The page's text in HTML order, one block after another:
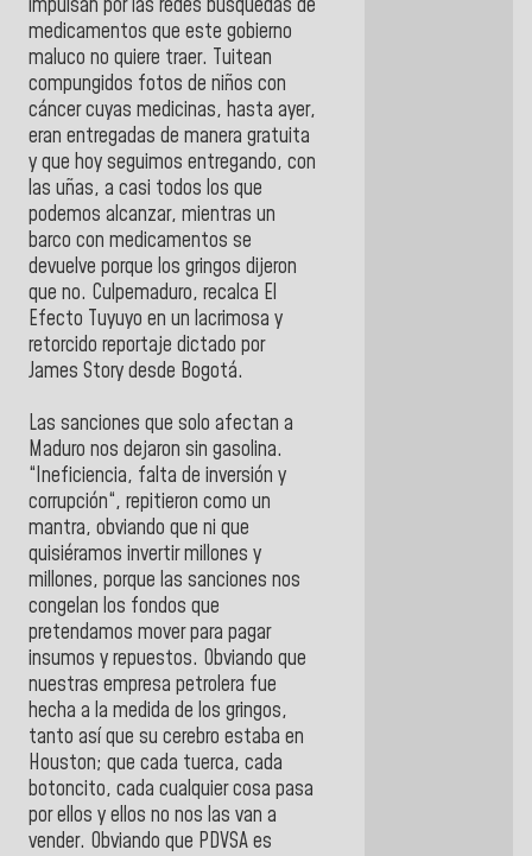
impulsan por las redes búsquedas de
medicamentos que este gobierno
maluco no quiere traer. Tuitean
compungidos fotos de niños con
cáncer cuyas medicinas, hasta ayer,
eran entregadas de manera gratuita
y que hoy seguimos entregando, con
las uñas, a casi todos los que
podemos alcanzar, mientras un
barco con medicamentos se
devuelve porque los gringos dijeron
que no. Culpemaduro, recalca El
Efecto Tuyuyo en un lacrimosa y
retorcido reportaje dictado por
James Story desde Bogotá.
Las sanciones que solo afectan a
Maduro nos dejaron sin gasolina.
“Ineficiencia, falta de inversión y
corrupción“, repitieron como un
mantra, obviando que ni que
quisiéramos invertir millones y
millones, porque las sanciones nos
congelan los fondos que
pretendamos mover para pagar
insumos y repuestos. Obviando que
nuestras empresa petrolera fue
hecha a la medida de los gringos,
tanto así que su cerebro estaba en
Houston; que cada tuerca, cada
botoncito, cada cualquier cosa pasa
por ellos y ellos no nos las van a
vender. Obviando que PDVSA es